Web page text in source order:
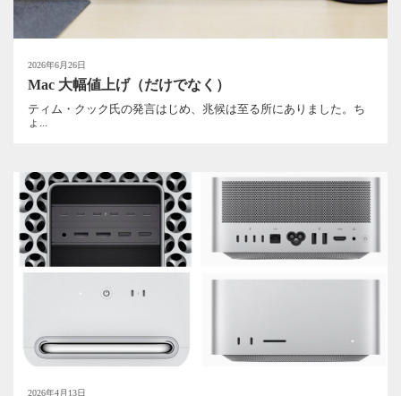
2026年6月26日
Mac 大幅値上げ（だけでなく）
ティム・クック氏の発言はじめ、兆候は至る所にありました。ち
ょ...
2026年4月13日